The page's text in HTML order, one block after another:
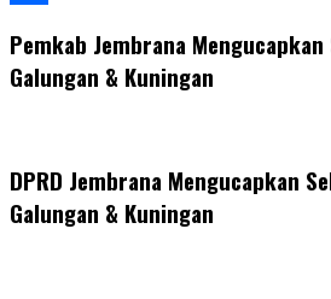
Pemkab Jembrana
Galungan & Kuningan
DPRD Jembrana Mengucapkan
Galungan & Kuningan